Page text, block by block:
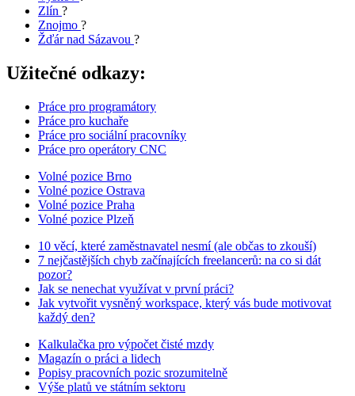
Zlín ?
Znojmo ?
Žďár nad Sázavou ?
Užitečné odkazy:
Práce pro programátory
Práce pro kuchaře
Práce pro sociální pracovníky
Práce pro operátory CNC
Volné pozice Brno
Volné pozice Ostrava
Volné pozice Praha
Volné pozice Plzeň
10 věcí, které zaměstnavatel nesmí (ale občas to zkouší)
7 nejčastějších chyb začínajících freelancerů: na co si dát
pozor?
Jak se nenechat využívat v první práci?
Jak vytvořit vysněný workspace, který vás bude motivovat
každý den?
Kalkulačka pro výpočet čisté mzdy
Magazín o práci a lidech
Popisy pracovních pozic srozumitelně
Výše platů ve státním sektoru